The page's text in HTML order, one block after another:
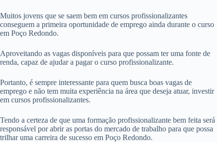
Muitos jovens que se saem bem em cursos profissionalizantes
conseguem a primeira oportunidade de emprego ainda durante o curso
em Poço Redondo.
Aproveitando as vagas disponíveis para que possam ter uma fonte de
renda, capaz de ajudar a pagar o curso profissionalizante.
Portanto, é sempre interessante para quem busca boas vagas de
emprego e não tem muita experiência na área que deseja atuar, investir
em cursos profissionalizantes.
Tendo a certeza de que uma formação profissionalizante bem feita será
responsável por abrir as portas do mercado de trabalho para que possa
trilhar uma carreira de sucesso em Poço Redondo.